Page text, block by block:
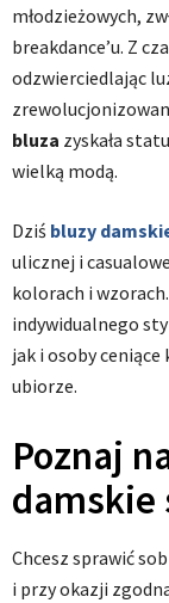
młodzieżowych,
breakdance’u. Z
odzwierciedlając
bluza zyskała
wielką modą.
Dziś bluzy
ulicznej i
kolorach i
indywidualnego
jak i osoby
ubiorze.
Poznaj
damskie
Chcesz sprawić
i przy okazji